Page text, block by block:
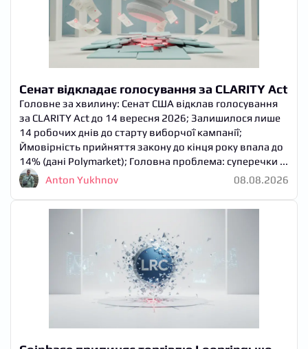
Сенат відкладає голосування за CLARITY Act
Головне за хвилину: Сенат США відклав голосування
за CLARITY Act до 14 вересня 2026; Залишилося лише
14 робочих днів до старту виборчої кампанії;
Ймовірність прийняття закону до кінця року впала до
14% (дані Polymarket); Головна проблема: суперечки ...
Anton Yukhnov
08.08.2026